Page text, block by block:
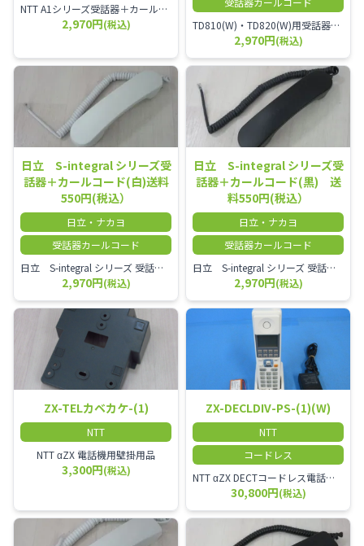
NTT A1シリーズ受話器＋カールコード セット／本商品は中古品となります。 写真では分かりにくいキズ・汚れなどの使用感があります。 経年変化で日焼けの色味が強くなる場合がございます。 予めご理解・ご了承頂きますようお願いいたします。
2,970円(税込)
TD810(W)・TD820(W)用受話器＋カールコード セット／本商品は中古品となります。 写真では分かりにくいキズ・汚れなどの使用感があります。 予めご理解・ご了承頂きますようお願いいたします。
2,970円(税込)
日立 S-integral シリーズ受
話器＋カールコード(白)送料
550円(税込）
日立・ナカヨ
受話器カールコード
日立 S-integral シリーズ 受話器＋カールコード セット（白）／本商品は中古品となります。 写真では分かりにくいキズ・汚れなどの使用感があります。 経年変化で日焼けの色味が強くなる場合がございます。 予めご理解・ご了承頂きますようお願いいたします。
2,970円(税込)
日立 S-integral シリーズ受
話器＋カールコード(黒) 送
料550円(税込）
日立・ナカヨ
受話器カールコード
日立 S-integral シリーズ 受話器＋カールコード セット（黒）／本商品は中古品となります。 写真では分かりにくいキズ・汚れなどの使用感があります。 経年変化で日焼けの色味が強くなる場合がございます。 予めご理解・ご了承頂きますようお願いいたします。
2,970円(税込)
ZX-TELカベカケ-(1)
NTT
NTT αZX 電話機用壁掛用品
3,300円(税込)
ZX-DECLDIV-PS-(1)(W)
NTT
コードレス
NTT αZX DECTコードレス電話機(ダイバーシティ方式)
30,800円(税込)